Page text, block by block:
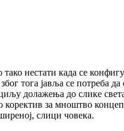
нестати када се
тога јавља се потреба да
долажења до слике
за мноштво
слици човека.